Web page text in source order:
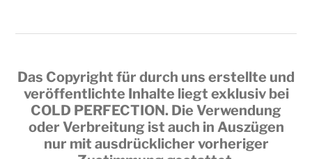
Das Copyright für durch uns erstellte und
veröffentlichte Inhalte liegt exklusiv bei
COLD PERFECTION. Die Verwendung
oder Verbreitung ist auch in Auszügen
nur mit ausdrücklicher vorheriger